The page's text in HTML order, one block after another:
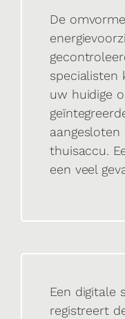
De
specialisten
uw huidige
thuisaccu.
een veel
Een digitale
registreert